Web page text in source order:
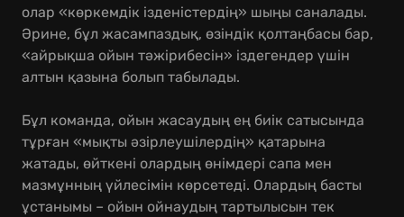
олар «көркемдік ізденістердің» шыңы саналады.
Әрине, бұл жасампаздық, өзіндік қолтаңбасы бар,
«айрықша ойын тәжірибесін» іздегендер үшін
алтын қазына болып табылады.
Бұл команда, ойын жасаудың ең биік сатысында
тұрған «мықты әзірлеушілердің» қатарына
жатады, өйткені олардың өнімдері сапа мен
мазмұнның үйлесімін көрсетеді. Олардың басты
ұстанымы – ойын ойнаудың тартылысын тек